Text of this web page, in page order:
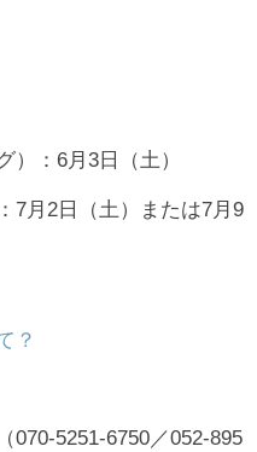
：6月3日（土）
7月2日（土）または7月9
？
070-5251-6750／052-895